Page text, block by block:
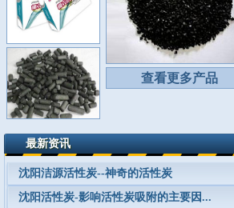
查看更多产品
最新资讯
沈阳洁源活性炭--神奇的活性炭
沈阳活性炭-影响活性炭吸附的主要因...